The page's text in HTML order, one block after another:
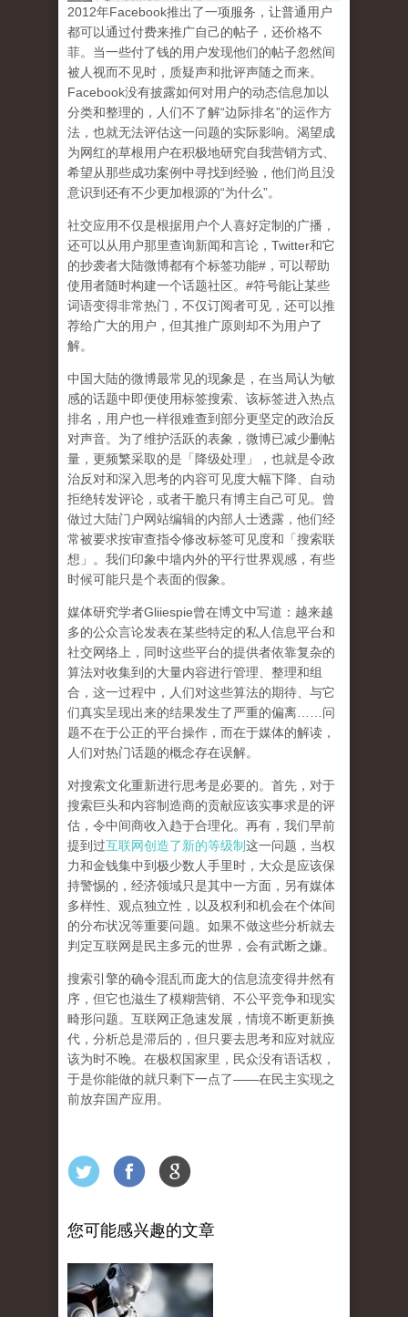
2012年Facebook推出了一项服务，让普通用户
都可以通过付费来推广自己的帖子，还价格不
菲。当一些付了钱的用户发现他们的帖子忽然间
被人视而不见时，质疑声和批评声随之而来。
Facebook没有披露如何对用户的动态信息加以
分类和整理的，人们不了解“边际排名”的运作方
法，也就无法评估这一问题的实际影响。渴望成
为网红的草根用户在积极地研究自我营销方式、
希望从那些成功案例中寻找到经验，他们尚且没
意识到 还有不少更加根源的“为什么”。
社交应用不仅是根据用户个人喜好定制的广播，
还可以从用户那里查询新闻和言论， Twitter和它
的抄袭者大陆微博都有个标签功能# ，可以帮助
使用者随时构建一个话题社区。 #符号能让某些
词语变得非常热门，不仅订阅者可见，还可以推
荐给广大的用户，但其推广原则却不为用户了
解。
中国大陆的微博最常见的现象是，在当局认为敏
感的话题中即便使用标签搜索、该标签进入热点
排名，用户也一样很难查到部分更坚定的政治反
对声音。为了维护活跃的表象，微博已减少删帖
量，更频繁采取的是「降级处理」，也就是令政
治反对和深入思考的内容可见度大幅下降、自动
拒绝转发评论，或者干脆只有博主自己可见。曾
做过大陆门户网站编辑的内部人士透露，他们经
常被要求按审查指令修改标签可见度和「搜索联
想」。 我们印象中墙内外的平行世界观感，有些
时候可能只是个表面的假象。
媒体研究学者Gliiespie曾在博文中写道：越来越
多的公众言论发表在某些特定的私人信息平台和
社交网络上，同时这些平台的提供者依靠复杂的
算法对收集到的大量内容进行管理、整理和组
合，这一过程中，人们对这些算法的期待、与它
们真实呈现出来的结果发生了严重的偏离
问
题不在于公正的平台操作，而在于媒体的解读，
人们对热门话题的概念存在误解。
对搜索文化重新进行思考是必要的。首先，对于
搜索巨头和内容制造商的贡献应该实事求是的评
估，令中间商收入趋于合理化。再有，我们早前
提到过互联网创造了新的等级制这一问题，当权
力和金钱集中到极少数人手里时，大众是应该保
持警惕的，经济领域只是其中一方面，另有媒体
多样性、观点独立性，以及权利和机会在个体间
的分布状况等重要问题。 如果不做这些分析就去
判定互联网是民主多元的世界，会有武断之嫌。
搜索引擎的确令混乱而庞大的信息流变得井然有
序，但它也滋生了模糊营销、不公平竞争和现实
畸形问题。互联网正急速发展，情境不断更新换
代，分析总是滞后的，但只要去思考和应对就应
该为时不晚。在极权国家里，民众没有语话权，
于是你能做的就只剩下一点了——在民主实现之
前放弃国产应用 。
您可能感兴趣的文章